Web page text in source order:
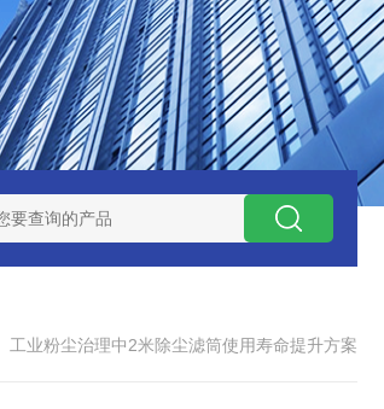
300373英德诺曼液压油滤芯
工业粉尘治理中2米除尘滤筒使用寿命提升方案